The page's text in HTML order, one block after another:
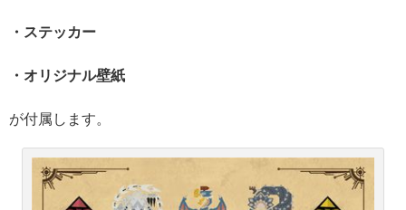
・ステッカー
・オリジナル壁紙
が付属します。